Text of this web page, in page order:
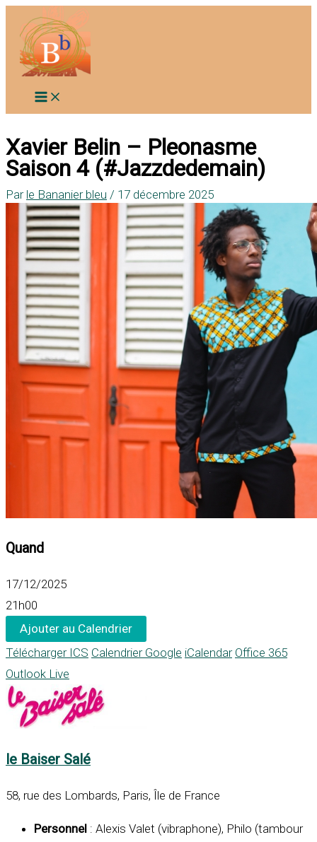
contenu
Xavier Belin – Pleonasme
Saison 4 (#Jazzdedemain)
Par le Bananier bleu / 17 décembre 2025
Quand
17/12/2025
21h00
Ajouter au Calendrier
Télécharger ICS Calendrier Google iCalendar Office 365
Outlook Live
le Baiser Salé
58, rue des Lombards, Paris, Île de France
Personnel : Alexis Valet (vibraphone), Philo (tambour